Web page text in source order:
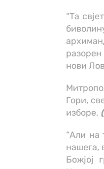
“Та
нови
Гори,
изборе.
“Али на
нашега,
Божјој